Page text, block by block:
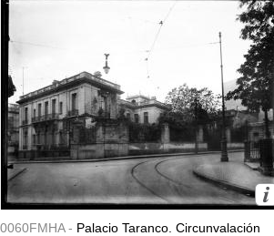
0060FMHA - Palacio Taranco. Circunvalación